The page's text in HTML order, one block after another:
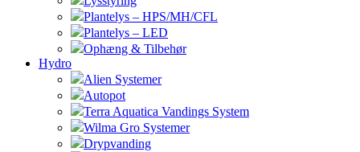
Plantelys – HPS/MH/CFL
Plantelys – LED
Ophæng & Tilbehør
Hydro
Alien Systemer
Autopot
Terra Aquatica Vandings System
Wilma Gro Systemer
Drypvanding